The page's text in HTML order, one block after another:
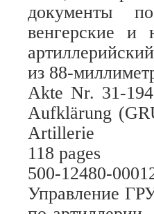
документы
венгерские и
из 88-
Akte Nr. 31-
Aufklärung
Artillerie
118 pages
500-12480-
Управление